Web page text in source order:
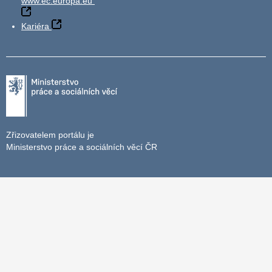
Kariéra
Zřizovatelem portálu je
Ministerstvo práce a sociálních věcí ČR